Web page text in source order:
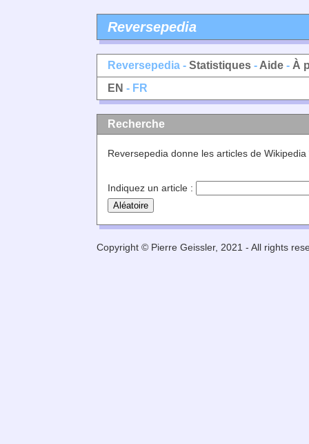
Reversepedia
Reversepedia - Statistiques - Aide - À
EN - FR
Recherche
Reversepedia donne les articles de Wikipedia
Indiquez un article :
Copyright © Pierre Geissler, 2021 - All rights